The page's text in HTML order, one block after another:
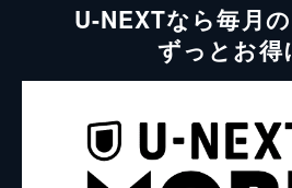
U-NEXTなら毎月
ずっとお得